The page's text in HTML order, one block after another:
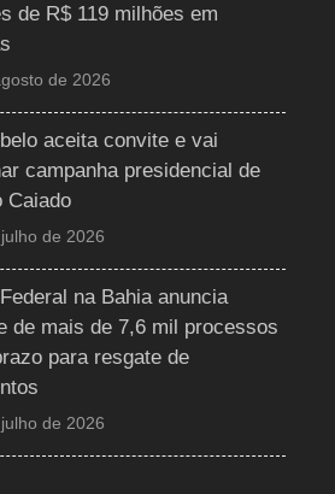
de R$ 119 milhões em
de 2026
aceita convite e vai
campanha presidencial de
Caiado
de 2026
na Bahia anuncia
de mais de 7,6 mil processos
para resgate de
de 2026